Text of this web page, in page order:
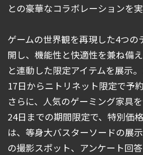
との豪華なコラボレーションを実
ゲームの世界観を再現した4つの
開し、機能性と快適性を兼ね備
と連動した限定アイテムを展示
17日からニトリネット限定で予
さらに、人気のゲーミング家具
24日までの期間限定で、特別価
は、等身大バスターソードの展
の撮影スポット、アンケート回